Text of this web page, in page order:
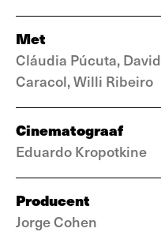
Met
Cláudia Púcuta, David
Caracol, Willi Ribeiro
Cinematograaf
Eduardo Kropotkine
Producent
Jorge Cohen